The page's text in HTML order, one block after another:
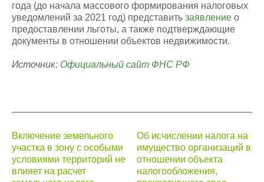
года (до начала массового формирования налоговых
уведомлений за 2021 год) представить заявление о
предоставлении льготы, а также подтверждающие
документы в отношении объектов недвижимости.
Источник: Официальный сайт ФНС РФ
Навигация
по
записям
Включение земельного
участка в зону с особыми
условиями территорий не
влияет на расчет
Об исчислении налога на
имущество организаций в
отношении объекта
налогообложения,